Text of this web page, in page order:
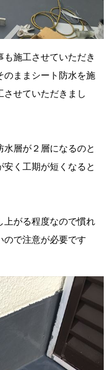
施工させていただき
のままシート防水を施
せていただきまし
層が２層になるのと
く工期が短くなると
がる程度なので慣れ
ので注意が必要です